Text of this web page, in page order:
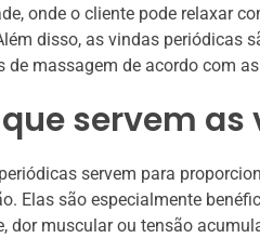
onde o cliente pode relaxar
disso, as vindas periódicas
de massagem de acordo com
servem
servem para
Elas são especialmente
dor muscular ou tensão